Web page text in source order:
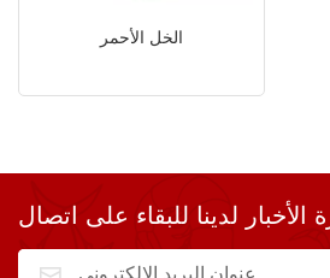
الخل الأحمر
لدينا للبقاء على اتصال